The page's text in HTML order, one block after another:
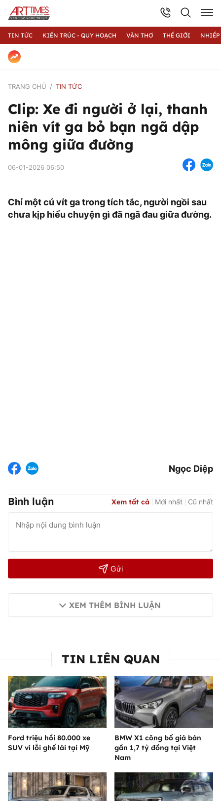
TIN TỨC KIẾN TRÚC - QUY HOẠCH VĂN THƠ THẾ GIỚI
TRANG CHỦ TIN TỨC
Clip: Xe đi người ở lại, thanh
niên vít ga bỏ bạn ngã dập
mông giữa đường
06-01-2026 06:50
Chỉ một cú vít ga trong tích tắc, người ngồi sau
chưa kịp hiểu chuyện gì đã ngã đau giữa đường.
Ngọc Diệp
Bình luận Xem tất cả Mới nhất Cũ nhất
Gửi
XEM THÊM BÌNH LUẬN
TIN LIÊN QUAN
Ford triệu hồi 80.000 xe
SUV vì lỗi ghế lái tại Mỹ
BMW X1 công bố giá bán
gần 1,7 tỷ đồng tại Việt
Nam